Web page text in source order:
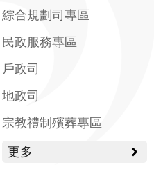
綜合規劃司專區
民政服務專區
戶政司
地政司
宗教禮制殯葬專區
更多